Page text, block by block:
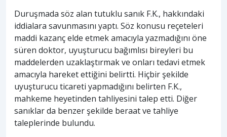
Duruşmada söz alan tutuklu sanık F.K., hakkındaki
iddialara savunmasını yaptı. Söz konusu reçeteleri
maddi kazanç elde etmek amacıyla yazmadığını öne
süren doktor, uyuşturucu bağımlısı bireyleri bu
maddelerden uzaklaştırmak ve onları tedavi etmek
amacıyla hareket ettiğini belirtti. Hiçbir şekilde
uyuşturucu ticareti yapmadığını belirten F.K.,
mahkeme heyetinden tahliyesini talep etti. Diğer
sanıklar da benzer şekilde beraat ve tahliye
taleplerinde bulundu.